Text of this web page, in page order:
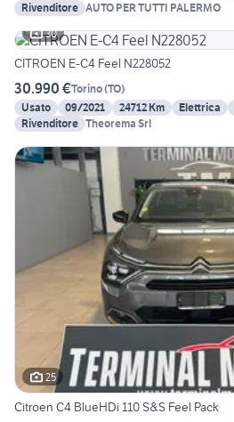
Rivenditore AUTO PER TUTTI PALERMO
30
CITROEN E-C4 Feel N228052
30.990 €Torino(TO)
Usato
09/2021 24712 Km Elettrica
Rivenditore Theorema Srl
25
Citroen C4 BlueHDi 110 S&S Feel Pack